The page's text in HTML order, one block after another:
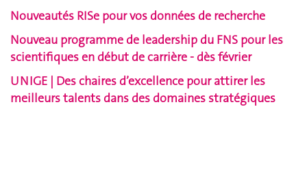
Nouveautés RISe pour vos données de recherche
Nouveau programme de leadership du FNS pour les
scientifiques en début de carrière - dès février
UNIGE | Des chaires d’excellence pour attirer les
meilleurs talents dans des domaines stratégiques